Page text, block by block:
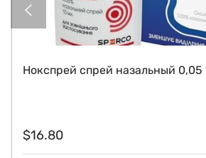
Нокспрей спрей назальный 0,05
$16.80